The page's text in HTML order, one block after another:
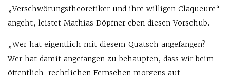
„Verschwörungstheoretiker und ihre willigen Claqueure“
angeht, leistet Mathias Döpfner eben diesen Vorschub.
„Wer hat eigentlich mit diesem Quatsch angefangen?
Wer hat damit angefangen zu behaupten, dass wir beim
öffentlich-rechtlichen Fernsehen morgens auf